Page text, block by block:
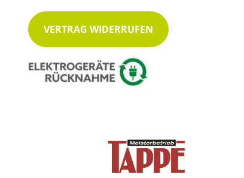
VERTRAG WIDERRUFEN